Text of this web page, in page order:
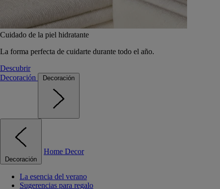
Cuidado de la piel hidratante
La forma perfecta de cuidarte durante todo el año.
Descubrir
Decoración
Decoración
Decoración
Home Decor
La esencia del verano
Sugerencias para regalo